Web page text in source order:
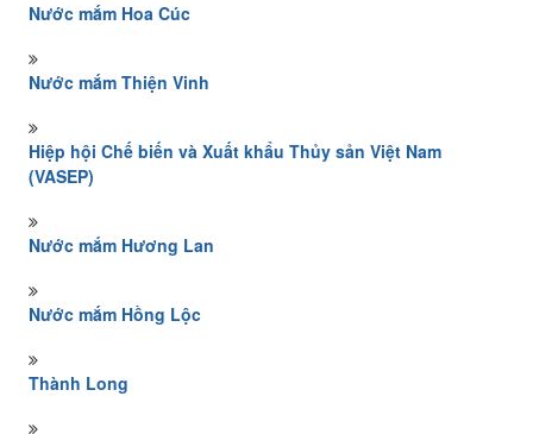
Nước mắm Hoa Cúc
Nước mắm Thiện Vinh
Hiệp hội Chế biến và Xuất khẩu Thủy sản Việt Nam
(VASEP)
Nước mắm Hương Lan
Nước mắm Hồng Lộc
Thành Long